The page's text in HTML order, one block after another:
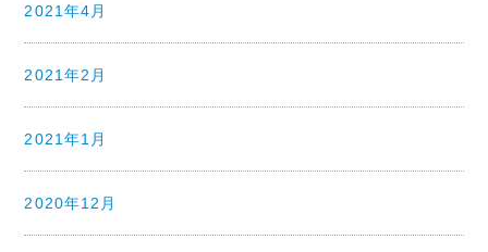
2021年4月
2021年2月
2021年1月
2020年12月